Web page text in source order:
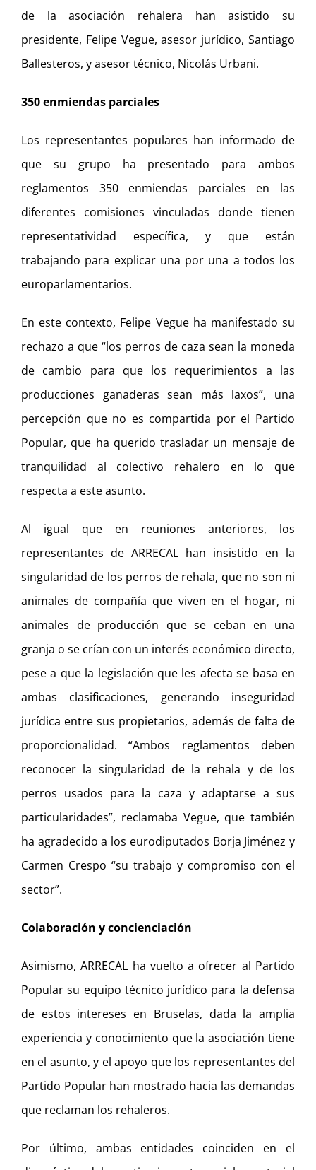
de la asociación rehalera han asistido su
presidente, Felipe Vegue, asesor jurídico, Santiago
Ballesteros, y asesor técnico, Nicolás Urbani.
350 enmiendas parciales
Los representantes populares han informado de
que su grupo ha presentado para ambos
reglamentos 350 enmiendas parciales en las
diferentes comisiones vinculadas donde tienen
representatividad específica, y que están
trabajando para explicar una por una a todos los
europarlamentarios.
En este contexto, Felipe Vegue ha manifestado su
rechazo a que “los perros de caza sean la moneda
de cambio para que los requerimientos a las
producciones ganaderas sean más laxos”, una
percepción que no es compartida por el Partido
Popular, que ha querido trasladar un mensaje de
tranquilidad al colectivo rehalero en lo que
respecta a este asunto.
Al igual que en reuniones anteriores, los
representantes de ARRECAL han insistido en la
singularidad de los perros de rehala, que no son ni
animales de compañía que viven en el hogar, ni
animales de producción que se ceban en una
granja o se crían con un interés económico directo,
pese a que la legislación que les afecta se basa en
ambas clasificaciones, generando inseguridad
jurídica entre sus propietarios, además de falta de
proporcionalidad. “Ambos reglamentos deben
reconocer la singularidad de la rehala y de los
perros usados para la caza y adaptarse a sus
particularidades”, reclamaba Vegue, que también
ha agradecido a los eurodiputados Borja Jiménez y
Carmen Crespo “su trabajo y compromiso con el
sector”.
Colaboración y concienciación
Asimismo, ARRECAL ha vuelto a ofrecer al Partido
Popular su equipo técnico jurídico para la defensa
de estos intereses en Bruselas, dada la amplia
experiencia y conocimiento que la asociación tiene
en el asunto, y el apoyo que los representantes del
Partido Popular han mostrado hacia las demandas
que reclaman los rehaleros.
Por último, ambas entidades coinciden en el